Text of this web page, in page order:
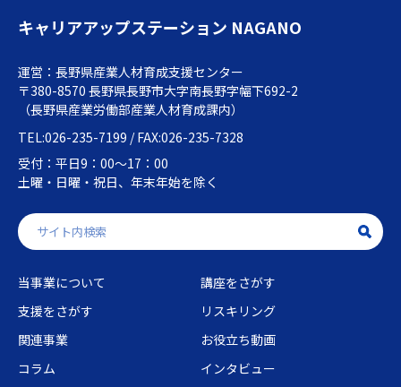
キャリアアップステーション NAGANO
運営：長野県産業人材育成支援センター
〒380-8570 長野県長野市大字南長野字幅下692-2
（長野県産業労働部産業人材育成課内）
TEL:026-235-7199 / FAX:026-235-7328
受付：平日9：00～17：00
土曜・日曜・祝日、年末年始を除く
当事業について
講座をさがす
支援をさがす
リスキリング
関連事業
お役立ち動画
コラム
インタビュー